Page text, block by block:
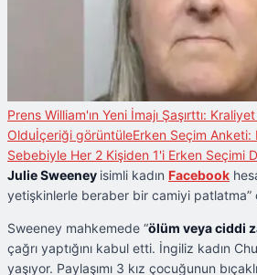
Prens William'ın Yeni İmajı Şaşırttı:
Olduİçeriği görüntüleErken Seçim Anketi:
Sebebiyle Her 2 Kişiden 1'i Erken Seçimi
Julie Sweeney isimli kadın Facebook
yetişkinlerle beraber bir camiyi patlatma”
Sweeney mahkemede “ölüm veya ciddi
çağrı yaptığını kabul etti. İngiliz kadın
yaşıyor. Paylaşımı 3 kız çocuğunun